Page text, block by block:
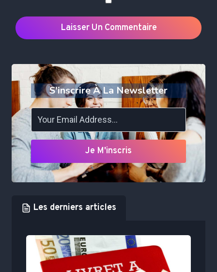
S'inscrire À La Newsletter
Je M'inscris
Les derniers articles